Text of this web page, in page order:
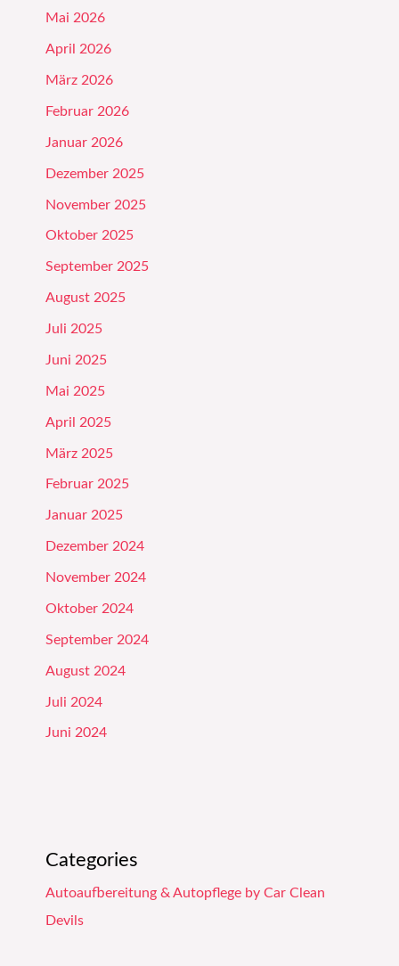
Mai 2026
April 2026
März 2026
Februar 2026
Januar 2026
Dezember 2025
November 2025
Oktober 2025
September 2025
August 2025
Juli 2025
Juni 2025
Mai 2025
April 2025
März 2025
Februar 2025
Januar 2025
Dezember 2024
November 2024
Oktober 2024
September 2024
August 2024
Juli 2024
Juni 2024
Categories
Autoaufbereitung & Autopflege by Car Clean
Devils